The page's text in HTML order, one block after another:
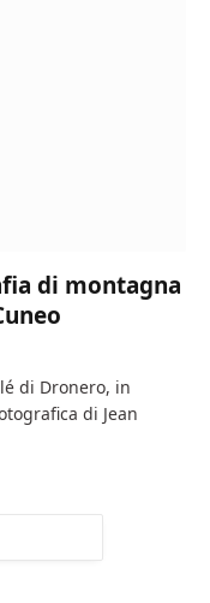
di montagna
di Dronero, in
di Jean